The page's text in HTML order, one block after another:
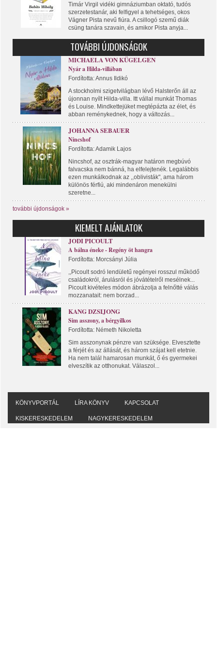
Timár Virgil vidéki gimnáziumban oktató, tudós
szerzetestanár, aki felfigyel a tehetséges, okos
Vágner Pista nevű fiúra. A csillogó szemű diák
csüng tanára szavain, és amikor Pista anyja...
TOVÁBBI ÚJDONSÁGOK
MICHAELA VON KÜGELGEN
Nyár a Hilda-villában
Fordította: Annus Ildikó
A stockholmi szigetvilágban lévő Halsterőn áll az
újonnan nyílt Hilda-villa. Itt vállal munkát Thomas
és Louise. Mindkettejüket megtépázta az élet, és
abban reménykednek, hogy a változás...
JOHANNA SEBAUER
Nincshof
Fordította: Adamik Lajos
Nincshof, az osztrák-magyar határon megbúvó
falvacska nem bánná, ha elfelejtenék. Legalábbis
ezen munkálkodnak az ,,oblivisták", ama három
különös férfiú, aki mindenáron menekülni
szeretne...
további újdonságok »
KIEMELT AJÁNLATOK
JODI PICOULT
A bálna éneke - Regény öt hangra
Fordította: Morcsányi Júlia
,,Picoult sodró lendületű regényei rosszul működő
családokról, árulásról és jóvátételről mesélnek...
Picoult kivételes módon ábrázolja a felnőtté válás
mozzanatait: nem borzad...
KANG DZSIJONG
Sim asszony, a bérgyilkos
Fordította: Németh Nikoletta
Sim asszonynak pénzre van szüksége. Elvesztette
a férjét és az állását, és három szájat kell etetnie.
Ha nem talál hamarosan munkát, ő és gyermekei
elveszítik az otthonukat. Válaszol...
KÖNYVPORTÁL LÍRA KÖNYV KAPCSOLAT
KISKERESKEDELEM NAGYKERESKEDELEM